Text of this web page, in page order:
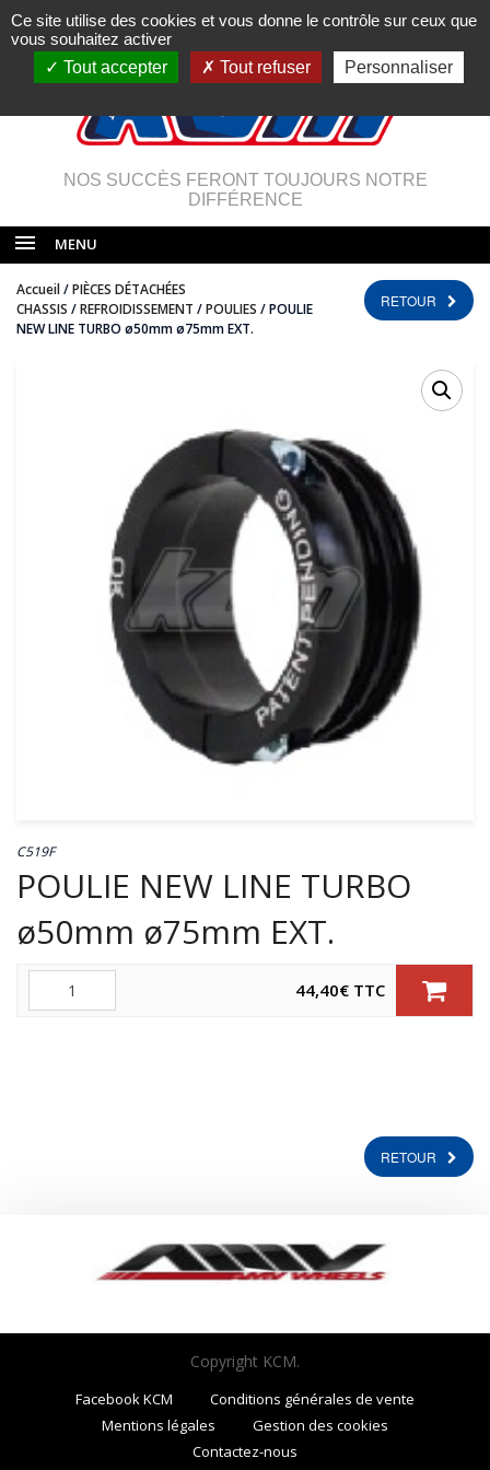
NOS SUCCÈS FERONT TOUJOURS NOTRE
DIFFÉRENCE
MENU
Accueil/PIÈCES DÉTACHÉES
CHASSIS /REFROIDISSEMENT /POULIES / POULIE
NEW LINE TURBO ø50mm ø75mm EXT.
RETOUR
C519F
POULIE NEW LINE TURBO
ø50mm ø75mm EXT.
Quantité 44,40€ TTC
RETOUR
Copyright KCM.
Facebook KCM
Conditions générales de vente
Mentions légales
Gestion des cookies
Contactez-nous
Ce site utilise des cookies et vous donne le contrôle sur ceux que
vous souhaitez activer
Tout accepter
Tout refuser Personnaliser